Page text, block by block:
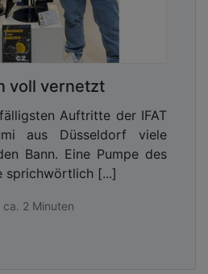
voll vernetzt
Auftritte der IFAT
aus Düsseldorf viele
Bann. Eine Pumpe des
sprichwörtlich [...]
2 Minuten